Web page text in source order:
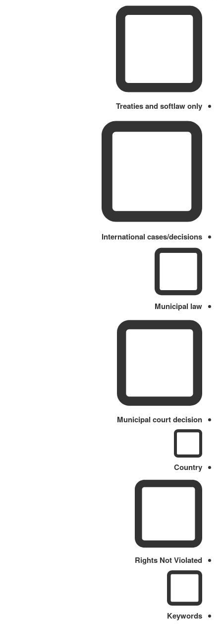
Treaties and softlaw only
International cases/decisions
Municipal law
Municipal court decision
Country
Rights Not Violated
Keywords